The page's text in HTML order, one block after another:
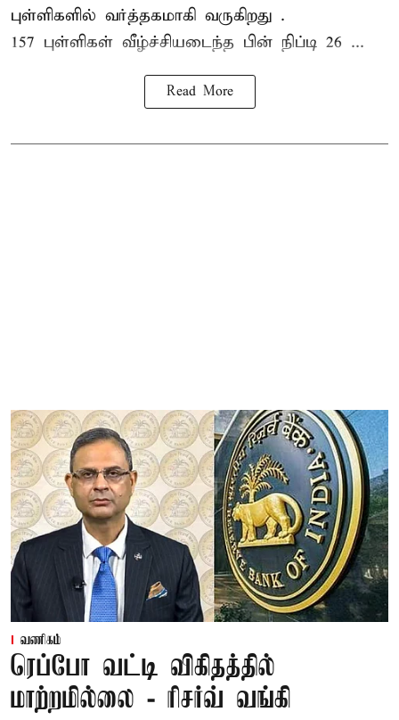
புள்ளிகளில் வர்த்தகமாகி வருகிறது .
157 புள்ளிகள் வீழ்ச்சியடைந்த பின் நிப்டி 26 ...
Read More
வணிகம்
ரெப்போ வட்டி விகிதத்தில்
மாற்றமில்லை - ரிசர்வ் வங்கி